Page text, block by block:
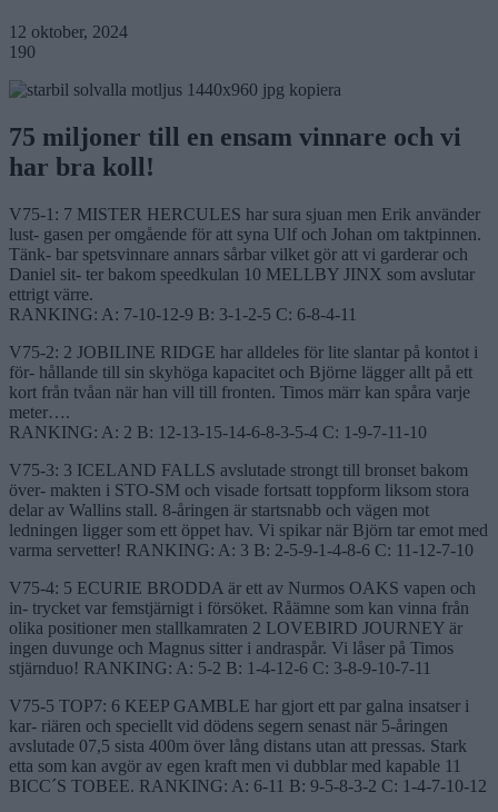
12 oktober, 2024
190
75 miljoner till en ensam vinnare och vi
har bra koll!
V75-1: 7 MISTER HERCULES har sura sjuan men Erik använder
lust- gasen per omgående för att syna Ulf och Johan om taktpinnen.
Tänk- bar spetsvinnare annars sårbar vilket gör att vi garderar och
Daniel sit- ter bakom speedkulan 10 MELLBY JINX som avslutar
ettrigt värre.
RANKING: A: 7-10-12-9 B: 3-1-2-5 C: 6-8-4-11
V75-2: 2 JOBILINE RIDGE har alldeles för lite slantar på kontot i
för- hållande till sin skyhöga kapacitet och Björne lägger allt på ett
kort från tvåan när han vill till fronten. Timos märr kan spåra varje
meter….
RANKING: A: 2 B: 12-13-15-14-6-8-3-5-4 C: 1-9-7-11-10
V75-3: 3 ICELAND FALLS avslutade strongt till bronset bakom
över- makten i STO-SM och visade fortsatt toppform liksom stora
delar av Wallins stall. 8-åringen är startsnabb och vägen mot
ledningen ligger som ett öppet hav. Vi spikar när Björn tar emot med
varma servetter! RANKING: A: 3 B: 2-5-9-1-4-8-6 C: 11-12-7-10
V75-4: 5 ECURIE BRODDA är ett av Nurmos OAKS vapen och
in- trycket var femstjärnigt i försöket. Råämne som kan vinna från
olika positioner men stallkamraten 2 LOVEBIRD JOURNEY är
ingen duvunge och Magnus sitter i andraspår. Vi låser på Timos
stjärnduo! RANKING: A: 5-2 B: 1-4-12-6 C: 3-8-9-10-7-11
V75-5 TOP7: 6 KEEP GAMBLE har gjort ett par galna insatser i
kar- riären och speciellt vid dödens segern senast när 5-åringen
avslutade 07,5 sista 400m över lång distans utan att pressas. Stark
etta som kan avgör av egen kraft men vi dubblar med kapable 11
BICC´S TOBEE. RANKING: A: 6-11 B: 9-5-8-3-2 C: 1-4-7-10-12